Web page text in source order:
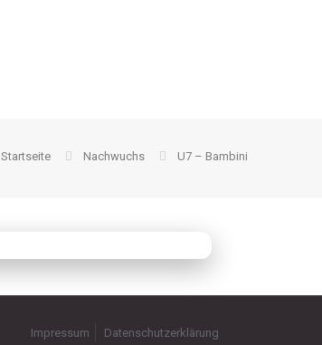
Startseite Nachwuchs U7 – Bambini
Impressum Datenschutzerklärung